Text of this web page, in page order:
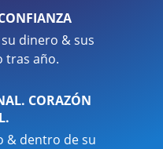
dinero & sus
tras año.
CORAZÓN
& dentro de su